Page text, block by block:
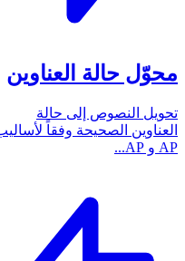
محوّل حالة العناوين
تحويل النصوص إلى حالة
العناوين الصحيحة وفقاً
AP و AP...